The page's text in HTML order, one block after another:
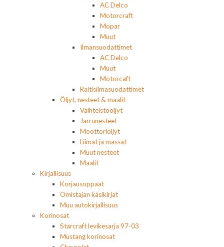
AC Delco
Motorcraft
Mopar
Muut
Ilmansuodattimet
AC Delco
Muut
Motorcaft
Raitisilmasuodattimet
Öljyt, nesteet & maalit
Vaihteistoöljyt
Jarrunesteet
Moottoriöljyt
Liimat ja massat
Muut nesteet
Maalit
Kirjallisuus
Korjausoppaat
Omistajan käsikirjat
Muu autokirjallisuus
Korinosat
Starcraft levikesarja 97-03
Mustang korinosat